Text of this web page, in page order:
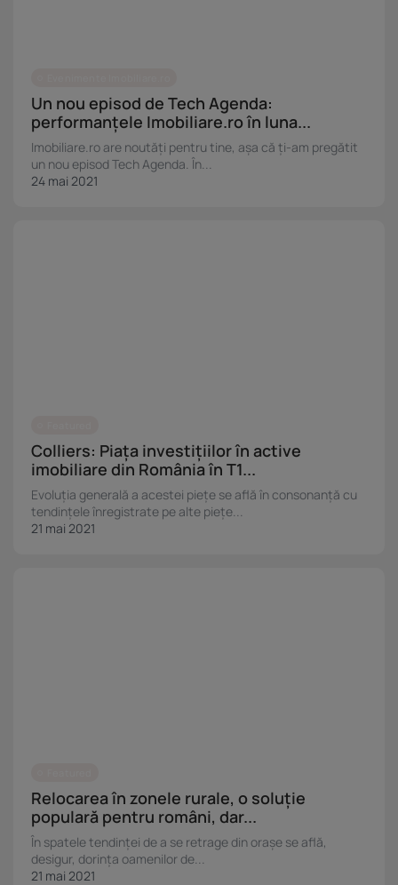
Un nou episod de Tech Agenda:
performanțele Imobiliare.ro în luna...
Imobiliare.ro are noutăți pentru tine, așa că ți-am pregătit
un nou episod Tech Agenda. În...
24 mai 2021
Colliers: Piața investițiilor în active
imobiliare din România în T1...
Evoluția generală a acestei piețe se află în consonanță cu
tendințele înregistrate pe alte piețe...
21 mai 2021
Relocarea în zonele rurale, o soluție
populară pentru români, dar...
În spatele tendinței de a se retrage din orașe se află,
desigur, dorința oamenilor de...
21 mai 2021